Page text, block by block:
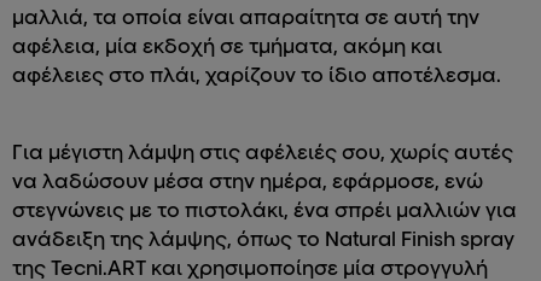
μαλλιά, τα οποία είναι απαραίτητα σε αυτή την
αφέλεια, μία εκδοχή σε τμήματα, ακόμη και
αφέλειες στο πλάι, χαρίζουν το ίδιο αποτέλεσμα.
Για μέγιστη λάμψη στις αφέλειές σου, χωρίς αυτές
να λαδώσουν μέσα στην ημέρα, εφάρμοσε, ενώ
στεγνώνεις με το πιστολάκι, ένα σπρέι μαλλιών για
ανάδειξη της λάμψης, όπως το Natural Finish spray
της Tecni.ART και χρησιμοποίησε μία στρογγυλή